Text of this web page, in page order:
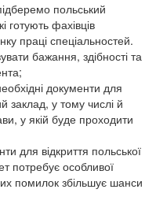
польський
готують фахівців
праці спеціальностей.
бажання, здібності та
документи для
заклад, у тому числі й
у якій буде проходити
для відкриття польської
потребує особливої
помилок збільшує шанси